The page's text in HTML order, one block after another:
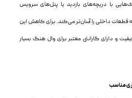
با دریچه‌های بازدید یا پنل‌های سرویس
داخلی را آسان‌تر می‌کند. برای کاهش این
و دارای گارانتی معتبر برای وال هنگ بسیار
مناسب